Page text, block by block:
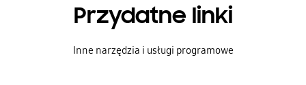
Przydatne linki
Inne narzędzia i usługi programowe